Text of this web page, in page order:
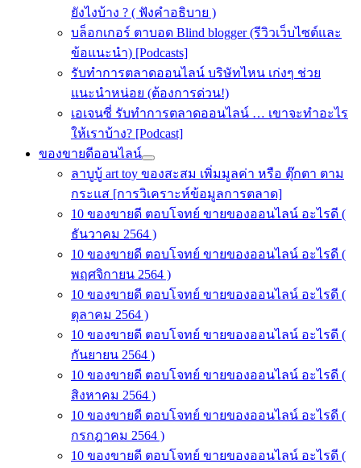
ยังไงบ้าง ? ( ฟังคำอธิบาย )
บล็อกเกอร์ ตาบอด Blind blogger (รีวิวเว็บไซต์และ
ข้อแนะนำ) [Podcasts]
รับทําการตลาดออนไลน์ บริษัทไหน เก่งๆ ช่วย
แนะนำหน่อย (ต้องการด่วน!)
เอเจนซี่ รับทำการตลาดออนไลน์ … เขาจะทำอะไร
ให้เราบ้าง? [Podcast]
ของขายดีออนไลน์
ลาบูบู้ art toy ของสะสม เพิ่มมูลค่า หรือ ตุ๊กตา ตาม
กระแส [การวิเคราะห์ข้อมูลการตลาด]
10 ของขายดี ตอบโจทย์ ขายของออนไลน์ อะไรดี (
ธันวาคม 2564 )
10 ของขายดี ตอบโจทย์ ขายของออนไลน์ อะไรดี (
พฤศจิกายน 2564 )
10 ของขายดี ตอบโจทย์ ขายของออนไลน์ อะไรดี (
ตุลาคม 2564 )
10 ของขายดี ตอบโจทย์ ขายของออนไลน์ อะไรดี (
กันยายน 2564 )
10 ของขายดี ตอบโจทย์ ขายของออนไลน์ อะไรดี (
สิงหาคม 2564 )
10 ของขายดี ตอบโจทย์ ขายของออนไลน์ อะไรดี (
กรกฎาคม 2564 )
10 ของขายดี ตอบโจทย์ ขายของออนไลน์ อะไรดี (